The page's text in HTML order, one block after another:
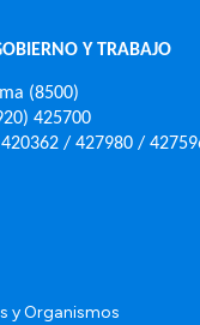
Y TRABAJO
(8500)
425700
/ 427980 /
y Organismos